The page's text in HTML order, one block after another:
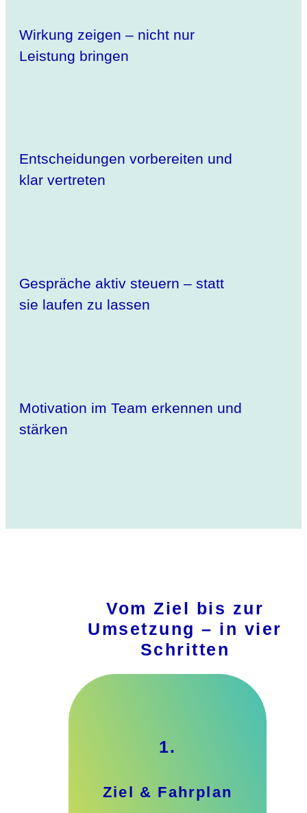
Wirkung zeigen – nicht nur
Leistung bringen
Entscheidungen vorbereiten und
klar vertreten
Gespräche aktiv steuern – statt
sie laufen zu lassen
Motivation im Team erkennen und
stärken
Vom Ziel bis zur
Umsetzung – in vier
Schritten
1.
Ziel & Fahrplan